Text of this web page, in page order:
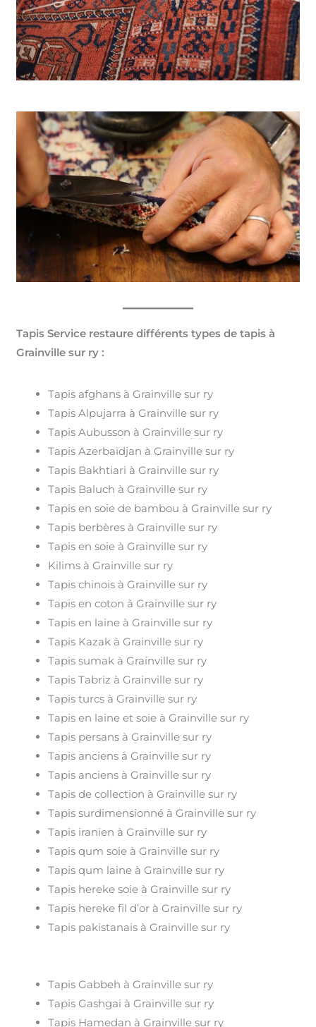
Tapis Service restaure différents types de tapis à
Grainville sur ry :
Tapis afghans à Grainville sur ry
Tapis Alpujarra à Grainville sur ry
Tapis Aubusson à Grainville sur ry
Tapis Azerbaïdjan à Grainville sur ry
Tapis Bakhtiari à Grainville sur ry
Tapis Baluch à Grainville sur ry
Tapis en soie de bambou à Grainville sur ry
Tapis berbères à Grainville sur ry
Tapis en soie à Grainville sur ry
Kilims à Grainville sur ry
Tapis chinois à Grainville sur ry
Tapis en coton à Grainville sur ry
Tapis en laine à Grainville sur ry
Tapis Kazak à Grainville sur ry
Tapis sumak à Grainville sur ry
Tapis Tabriz à Grainville sur ry
Tapis turcs à Grainville sur ry
Tapis en laine et soie à Grainville sur ry
Tapis persans à Grainville sur ry
Tapis anciens à Grainville sur ry
Tapis anciens à Grainville sur ry
Tapis de collection à Grainville sur ry
Tapis surdimensionné à Grainville sur ry
Tapis iranien à Grainville sur ry
Tapis qum soie à Grainville sur ry
Tapis qum laine à Grainville sur ry
Tapis hereke soie à Grainville sur ry
Tapis hereke fil d’or à Grainville sur ry
Tapis pakistanais à Grainville sur ry
Tapis Gabbeh à Grainville sur ry
Tapis Gashgai à Grainville sur ry
Tapis Hamedan à Grainville sur ry